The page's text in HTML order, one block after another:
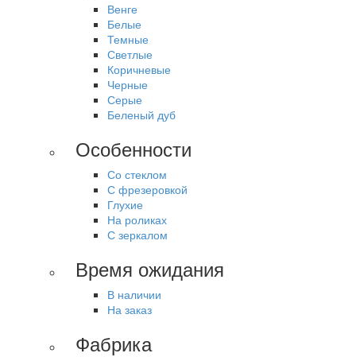
Венге
Белые
Темные
Светлые
Коричневые
Черные
Серые
Беленый дуб
Особенности
Со стеклом
С фрезеровкой
Глухие
На роликах
С зеркалом
Время ожидания
В наличии
На заказ
Фабрика